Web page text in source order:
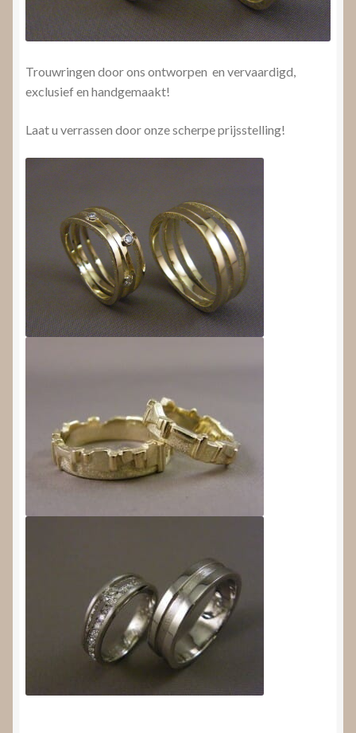
Trouwringen door ons ontworpen en vervaardigd,
exclusief en handgemaakt!
Laat u verrassen door onze scherpe prijsstelling!